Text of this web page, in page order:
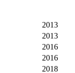
2013
2013
2016
2016
2018